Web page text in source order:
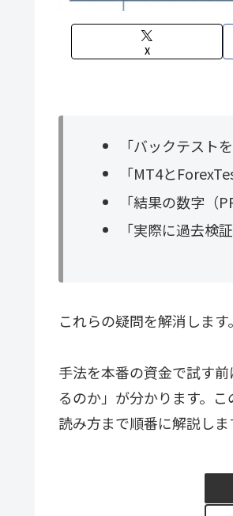
X
「バックテスト
「MT4と
「結果の数字（
「実際に過去検
これらの疑問を解消します。
手法を本番の資金で試す
るのか」が分かります。
読み方まで順番に解説しま